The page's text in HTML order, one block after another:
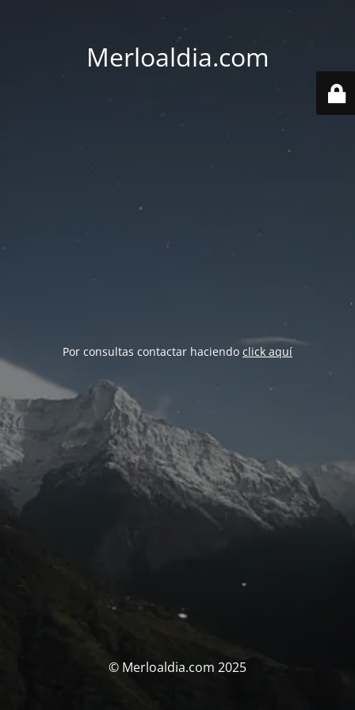
Merloaldia.com
Por consultas contactar haciendo click aquí
© Merloaldia.com 2025